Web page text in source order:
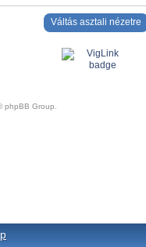
Váltás asztali nézetre
phpBB Group.